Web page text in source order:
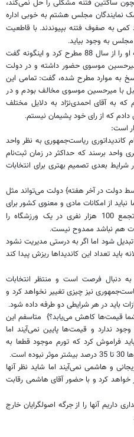
ساکتین فتنه مشکلی را حل نمی‌کند،
نمایندگان مجلس هشتم به خوبی اداره
کمی به صفوف فتنه بپیوندند.
با قاطعیت
مجلس به وجود بیاید
خبرنگاری در سوال خود از باهنر تغییر رویه او را از سال 88 مطرح کرد و اینگونه گفت
موسوی حضور داشته و در دولت
به موارد مطرح شده، گفت: تمامی این
است و من از 30 سال قبل با میرحسین موسوی مخالف بودم و در
که به آقای احمدی‌نژاد به دلایل مختلف
که از رای خود پشیمان نیستم
است:
کاندیداتوری ریاست‌جمهوری به نظر واحد
واحد برسند که حداکثر در زمان ثبت‌نام
بعدی تصمیم بهتری برای انتخابات
دولت در آخر هفته} دولت می‌تواند مثل
از امکانات مادی و معنوی کشور برای
ضرورت تجمع 100 هزار نفری در یک ورزشگاه را
هم نباشد ممدوح نیست
شود اما اگر به درستی مدیریت نشود
باید تعداد این کاندیداها ریزش پیدا کند
به دنبال فرصت است و منتظر انتخابات
نیز چیزی تغییر نخواهد کرد و
باید در هر شرایطی دو طرفه داده شود
قیمت‌ها کاهش می‌یابد؟} متاسفم این
ندارد و قیمت‌ها پایین نمی‌آیند اما
فراموش کرد که تورم موجود قطعا به
و هاشمی نمی‌آیند اما شاید نظر آنها
کرد و با حضور آقای هاشمی رقابت
داریم آنها را از جرگه اصولگرایان خارج